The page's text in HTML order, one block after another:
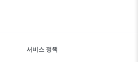
서비스 정책